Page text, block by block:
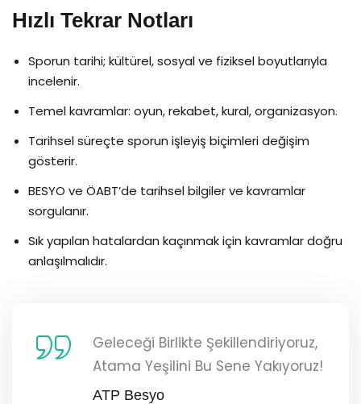
Hızlı Tekrar Notları
Sporun tarihi; kültürel, sosyal ve fiziksel boyutlarıyla
incelenir.
Temel kavramlar: oyun, rekabet, kural, organizasyon.
Tarihsel süreçte sporun işleyiş biçimleri değişim
gösterir.
BESYO ve ÖABT’de tarihsel bilgiler ve kavramlar
sorgulanır.
Sık yapılan hatalardan kaçınmak için kavramlar doğru
anlaşılmalıdır.
Geleceği Birlikte Şekillendiriyoruz,
Atama Yeşilini Bu Sene Yakıyoruz!
ATP Besyo